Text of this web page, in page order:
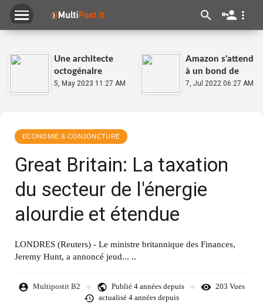
Une architecte
octogénaire
travaille à mettre
5, May 2023 11:27 AM
Amazon s'attend
à un bond de
son chiffre
7, Jul 2022 06:27 AM
ECONOMIE & CONJONCTURE
Great Britain: La taxation
du secteur de l'énergie
alourdie et étendue
LONDRES (Reuters) - Le ministre britannique des Finances,
Jeremy Hunt, a annoncé jeud... ..
Multipostit B2 Publié 4 années depuis
203 Vues
actualisé 4 années depuis